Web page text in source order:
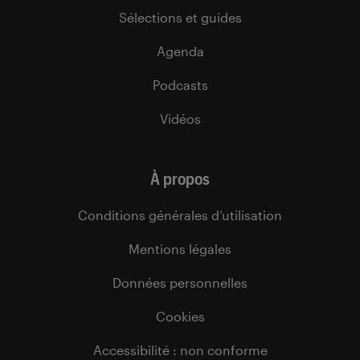
Sélections et guides
Agenda
Podcasts
Vidéos
À propos
Conditions générales d’utilisation
Mentions légales
Données personnelles
Cookies
Accessibilité : non conforme